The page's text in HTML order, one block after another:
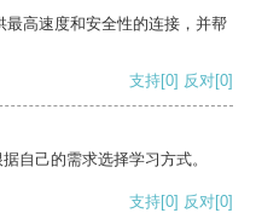
高速度和安全性的连接，并帮
支持[0] 反对[0]
自己的需求选择学习方式。
支持[0] 反对[0]